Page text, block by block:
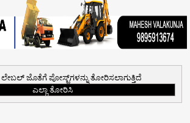
ಜೊತೆಗೆ ಪೋಸ್ಟ್‌ಗಳನ್ನು ತೋರಿಸಲಾಗುತ್ತಿದೆ
ಎಲ್ಲಾ ತೋರಿಸಿ